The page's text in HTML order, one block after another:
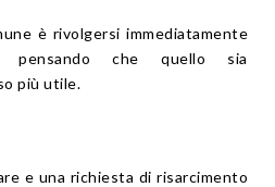
è rivolgersi immediatamente
pensando che quello sia
più utile.
e una richiesta di risarcimento